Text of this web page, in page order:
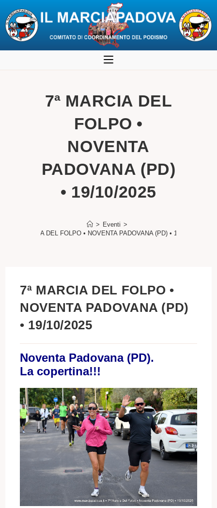
al
7ª MARCIA DEL
FOLPO •
NOVENTA
PADOVANA (PD)
• 19/10/2025
> Eventi >
7ª MARCIA DEL FOLPO • NOVENTA PADOVANA (PD) • 19/10/2025
7ª MARCIA DEL FOLPO •
NOVENTA PADOVANA (PD)
• 19/10/2025
Noventa Padovana (PD).
La copertina!!!